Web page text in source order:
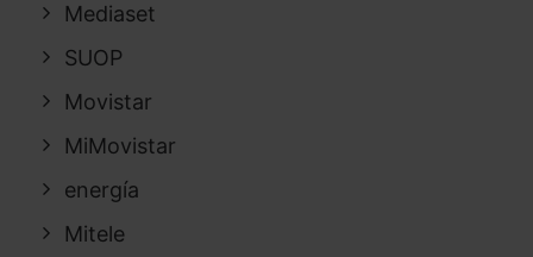
Mediaset
SUOP
Movistar
MiMovistar
energía
Mitele